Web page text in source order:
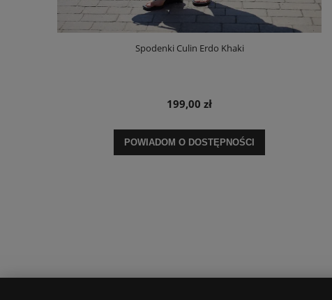
Spodenki Culin Erdo Khaki
199,00 zł
POWIADOM O DOSTĘPNOŚCI